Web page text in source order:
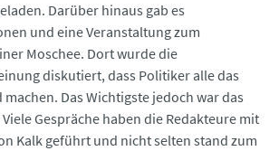
Darüber hinaus gab es
und eine Veranstaltung zum
Moschee. Dort wurde die
diskutiert, dass Politiker alle das
machen. Das Wichtigste jedoch war das
Gespräche haben die Redakteure mit
Kalk geführt und nicht selten stand zum